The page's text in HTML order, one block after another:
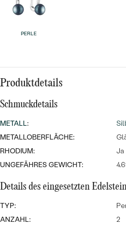
GOLD
PLATIN
SILBER
PERLENSCHMUCK
PERSONALISIERT
SYMBOLISCH
MINIMALISTISCH
PREISWERTE
LUXURIÖSE
PERLE
Produktdetails
Schmuckdetails
METALL:
METALLOBERFLÄCHE:
RHODIUM:
Ja
UNGEFÄHRES GEWICHT:
Details des eingesetzten
TYP:
ANZAHL:
2